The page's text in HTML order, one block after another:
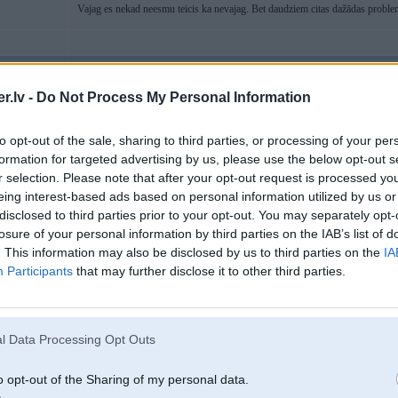
- Do Not Process My Personal Information
opt-out of the sale, sharing to third parties, or processing of your
for targeted advertising by us, please use the below opt-out
selection. Please note that after your opt-out request is processed
interest-based ads based on personal information utilized by us
to third parties prior to your opt-out. You may separately
of your personal information by third parties on the IAB’s list of
This information may also be disclosed by us to third parties on the
Participants that may further disclose it to other third parties.
Data Processing Opt Outs
opt-out of the Sharing of my personal data.
Vajag es nekad neesmu teicis ka nevajag. Bet daudziem citas dažādas
Kāds neitrāls datoriķis varētu šo 3 "meistaru" misenēm kļūdas nolasīt.
Kāds neitrāls datoriķis varētu šo 3 "meistaru" misenēm kļūdas nolasīt.